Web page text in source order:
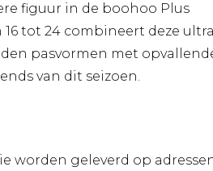
figuur in de boohoo Plus
tot 24 combineert deze
pasvormen met
van dit seizoen.
worden geleverd op